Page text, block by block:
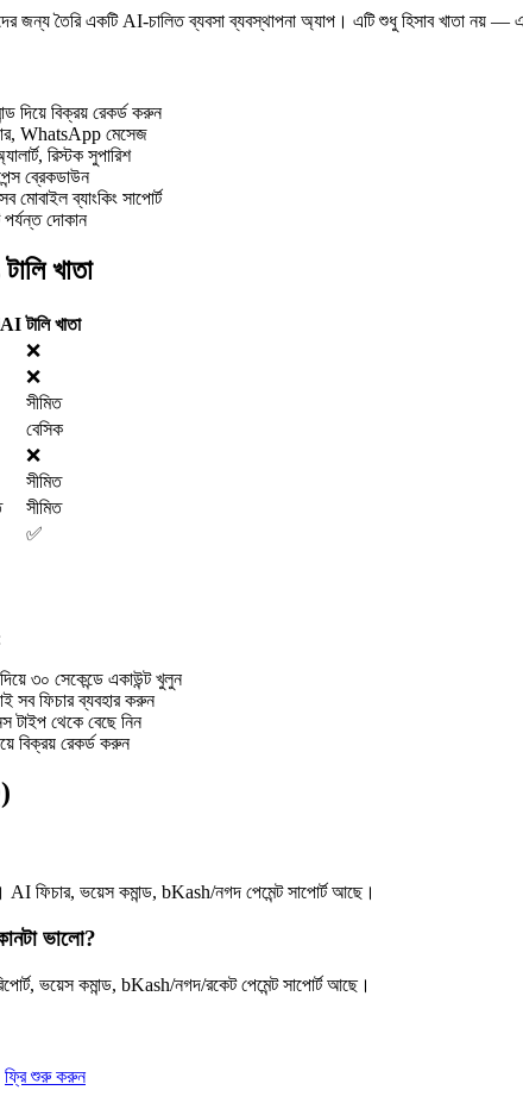
জন্য তৈরি একটি AI-চালিত ব্যবসা ব্যবস্থাপনা অ্যাপ। এটি শুধু হিসাব খাতা নয় —
দিয়ে বিক্রয় রেকর্ড করুন
WhatsApp মেসেজ
রিস্টক সুপারিশ
ব্রেকডাউন
ব্যাংকিং সাপোর্ট
দোকান
খাতা
টালি খাতা
❌
❌
সীমিত
বেসিক
❌
সীমিত
সীমিত
✅
৩০ সেকেন্ডে একাউন্ট খুলুন
সব ফিচার ব্যবহার করুন
থেকে বেছে নিন
বিক্রয় রেকর্ড করুন
AI ফিচার, ভয়েস কমান্ড, bKash/নগদ পেমেন্ট সাপোর্ট আছে।
ভালো?
ভয়েস কমান্ড, bKash/নগদ/রকেট পেমেন্ট সাপোর্ট আছে।
ফ্রি শুরু করুন